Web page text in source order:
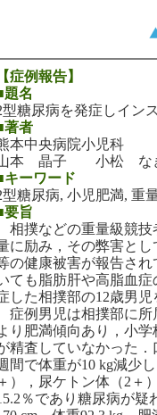
【症例報告】
題名
型糖尿病を発症しイン
著者
本中央病院小児科
本 晶子 小松 な
キーワード
型糖尿病, 小児肥満, 重
要旨
相撲などの重量級競技
に励み，その弊害と
の健康被害が報告さ
ても脂肪肝や高脂血
した相撲部の12歳男
症例男児は相撲部に所
り肥満傾向あり，小
精査していなかった
間で体重が10 kg減少
＋），尿ケトン体（2＋
％であり糖尿病が